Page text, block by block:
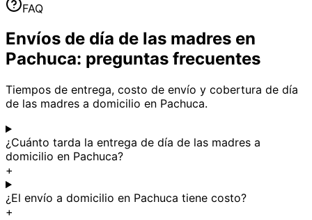
FAQ
Envíos de día de las madres en
Pachuca: preguntas frecuentes
Tiempos de entrega, costo de envío y cobertura de día
de las madres a domicilio en Pachuca.
¿Cuánto tarda la entrega de día de las madres a
domicilio en Pachuca?
+
¿El envío a domicilio en Pachuca tiene costo?
+